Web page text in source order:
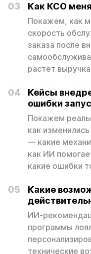
03 Как КСО
Покажем, как
скорость
заказа после
растёт
04
Кейсы
ошибки
Покажем
как
— какие
как ИИ
какие ошибки
05
Какие
ИИ-
программы
технические